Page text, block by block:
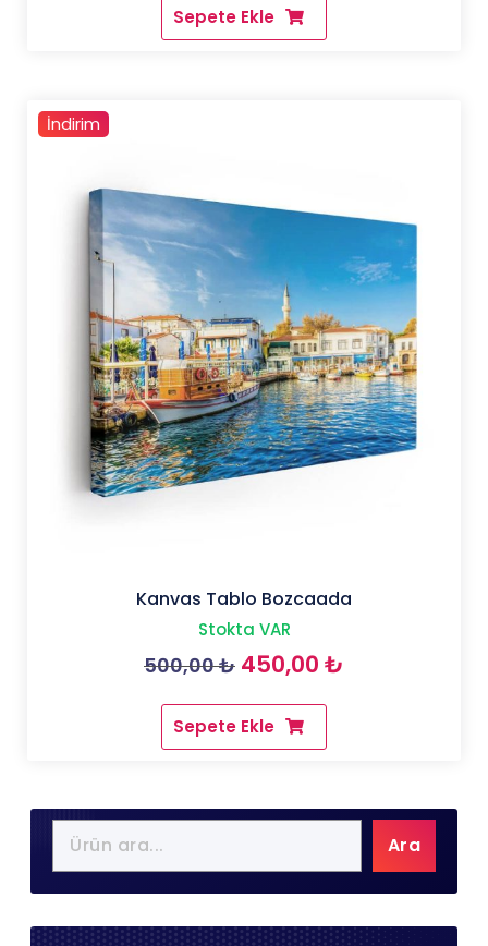
6.000,00 ₺.
Sepete Ekle
İndirim
Kanvas Tablo Bozcaada
Stokta VAR
500,00₺ Orijinal
fiyat:
500,00 ₺.
450,00 ₺
Sepete Ekle
Ara